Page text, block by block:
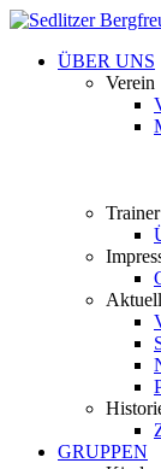
ÜBER UNS
Verein
GRUPPEN